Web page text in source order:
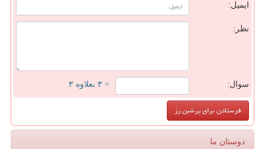
ایمیل:
نظر:
سوال: = ۳ بعلاوه ۳
دوستان ما